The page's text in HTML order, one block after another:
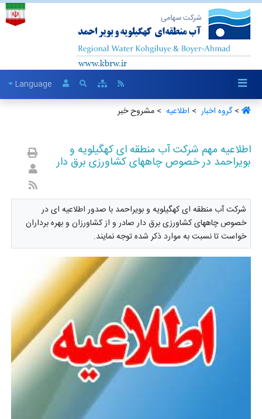
Language
>گروه اخبار ‏ > اطلاعیه ‏ > مشروح خبر
اطلاعیه مهم شرکت آب منطقه ای کهگیلویه و
بویراحمد در خصوص چاههای کشاورزی برق دار
شرکت آب منطقه ای کهگیلویه و بویراحمد با صدور اطلاعیه ای در
خصوص چاههای کشاورزی برق دار صادر و از کشاورزان و بهره برداران
خواست تا نسبت به موارد ذکر شده توجه نمایند.